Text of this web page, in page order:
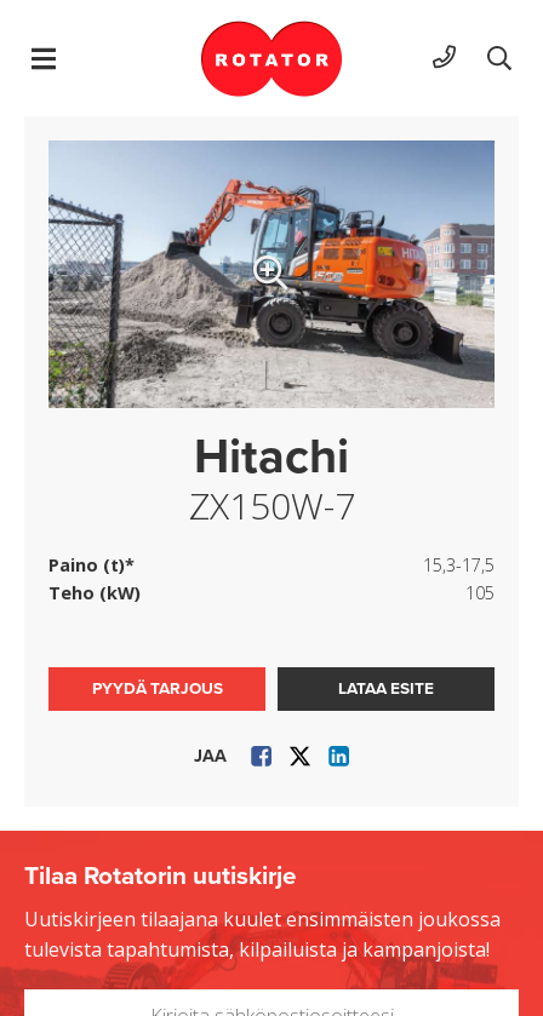
Hitachi
ZX150W-7
Paino (t)*
15,3-17,5
Teho (kW)
105
PYYDÄ TARJOUS LATAA ESITE
JAA
Tilaa Rotatorin uutiskirje
Uutiskirjeen tilaajana kuulet ensimmäisten joukossa
tulevista tapahtumista, kilpailuista ja kampanjoista!